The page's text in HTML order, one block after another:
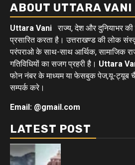
ABOUT UTTARA VANI
Uttara Vani राज्य, देश और दुनियाभर
प्रसारित करता है। उत्तराखण्ड की लोक
परंपराओ के साथ-साथ आर्थिक, सामाजिक
गतिविधियों का सजग प्रहरी है। Uttara
फोन नंबर के माध्यम या फेसबुक पेज,यू-ट्यूब
सम्पर्क करे।
Email: @gmail.com
LATEST POST